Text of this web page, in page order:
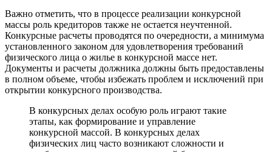
Важно отметить, что в процессе реализации конкурсной
массы роль кредиторов также не остается неучтенной.
Конкурсные расчеты проводятся по очередности, а минимума
установленного законом для удовлетворения требований
физического лица о жилье в конкурсной массе нет.
Документы и расчеты должника должны быть предоставлены
в полном объеме, чтобы избежать проблем и исключений при
открытии конкурсного производства.
В конкурсных делах особую роль играют такие
этапы, как формирование и управление
конкурсной массой. В конкурсных делах
физических лиц часто возникают сложности и